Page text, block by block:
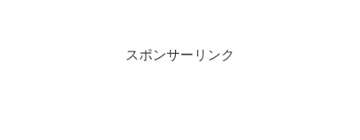
スポンサーリンク